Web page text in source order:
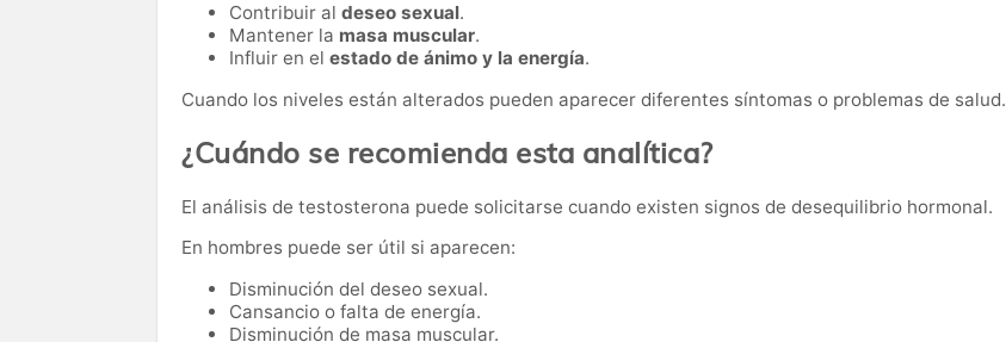
Contribuir al deseo sexual.
Mantener la masa muscular.
Influir en el estado de ánimo y la energía.
Cuando los niveles están alterados pueden aparecer diferentes síntomas o problemas de salud.
¿Cuándo se recomienda esta analítica?
El análisis de testosterona puede solicitarse cuando existen signos de desequilibrio hormonal.
En hombres puede ser útil si aparecen:
Disminución del deseo sexual.
Cansancio o falta de energía.
Disminución de masa muscular.